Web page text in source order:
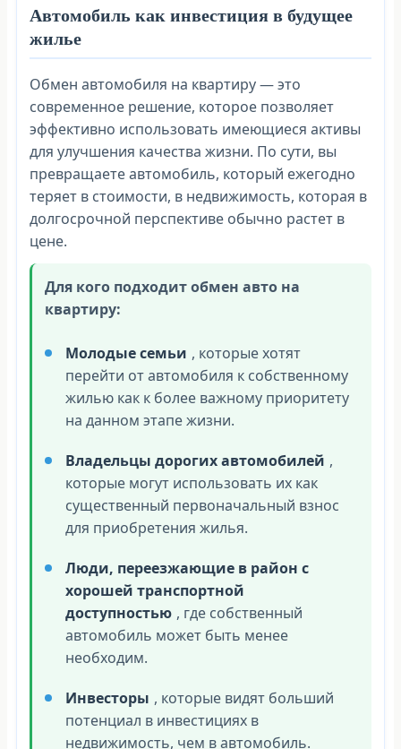
Автомобиль как инвестиция в будущее
жилье
Обмен автомобиля на квартиру — это
современное решение, которое позволяет
эффективно использовать имеющиеся активы
для улучшения качества жизни. По сути, вы
превращаете автомобиль, который ежегодно
теряет в стоимости, в недвижимость, которая в
долгосрочной перспективе обычно растет в
цене.
Для кого подходит обмен авто на
квартиру:
Молодые семьи , которые хотят
перейти от автомобиля к собственному
жилью как к более важному приоритету
на данном этапе жизни.
Владельцы дорогих автомобилей ,
которые могут использовать их как
существенный первоначальный взнос
для приобретения жилья.
Люди, переезжающие в район с
хорошей транспортной
доступностью , где собственный
автомобиль может быть менее
необходим.
Инвесторы , которые видят больший
потенциал в инвестициях в
недвижимость, чем в автомобиль.